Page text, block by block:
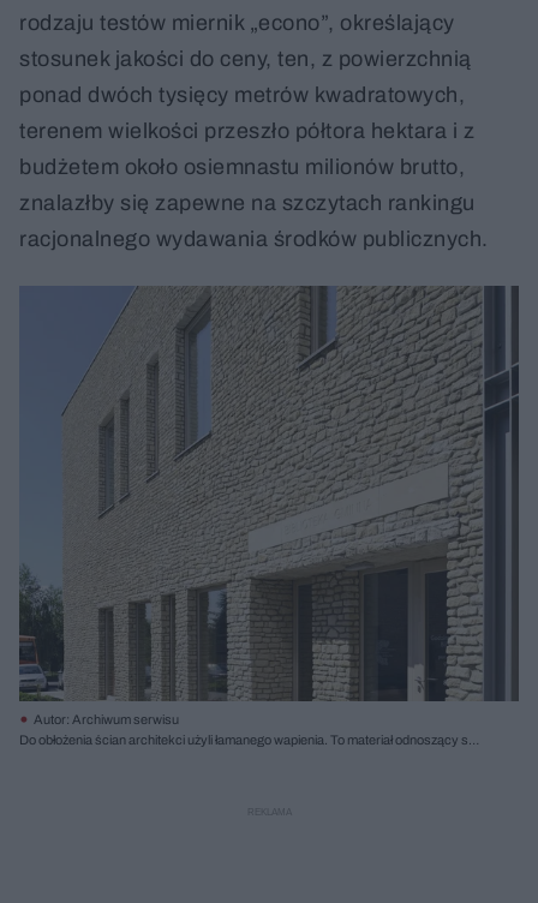
rodzaju testów miernik „econo”, określający
stosunek jakości do ceny, ten, z powierzchnią
ponad dwóch tysięcy metrów kwadratowych,
terenem wielkości przeszło półtora hektara i z
budżetem około osiemnastu milionów brutto,
znalazłby się zapewne na szczytach rankingu
racjonalnego wydawania środków publicznych.
Autor: Archiwum serwisu
Do obłożenia ścian architekci użyli łamanego wapienia. To materiał odnoszący się